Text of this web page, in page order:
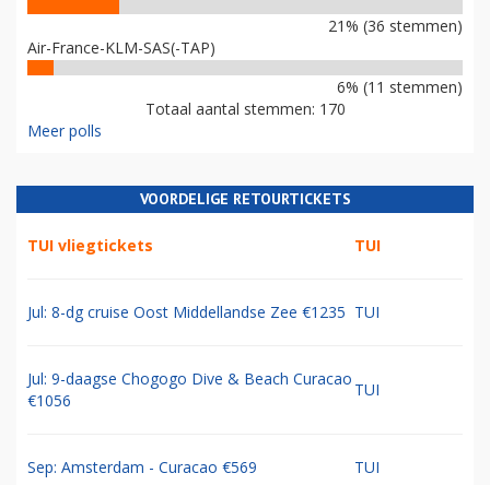
21% (36 stemmen)
Air-France-KLM-SAS(-TAP)
6% (11 stemmen)
Totaal aantal stemmen: 170
Meer polls
VOORDELIGE RETOURTICKETS
TUI vliegtickets TUI
Jul: 8-dg cruise Oost Middellandse Zee €1235 TUI
Jul: 9-daagse Chogogo Dive & Beach Curacao
€1056
TUI
Sep: Amsterdam - Curacao €569 TUI